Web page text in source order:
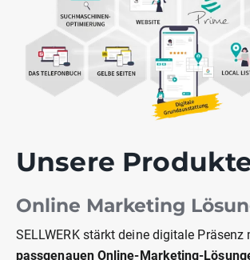
Unsere
Online Marketing
SELLWERK stärkt deine digitale Präsenz
passgenauen Online-Marketing-